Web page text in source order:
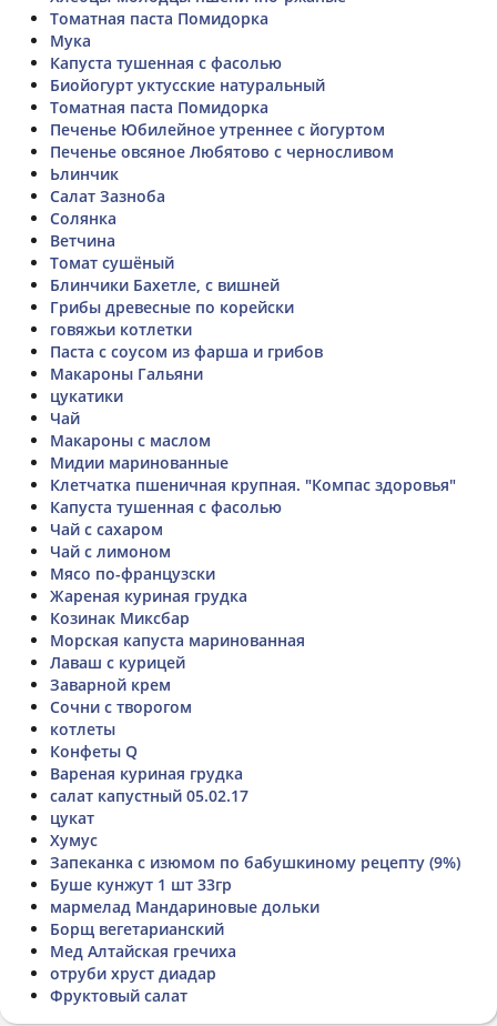
Томатная паста Помидорка
Мука
Капуста тушенная с фасолью
Биойогурт уктусские натуральный
Томатная паста Помидорка
Печенье Юбилейное утреннее с йогуртом
Печенье овсяное Любятово с черносливом
Ьлинчик
Салат Зазноба
Солянка
Ветчина
Томат сушёный
Блинчики Бахетле, с вишней
Грибы древесные по корейски
говяжьи котлетки
Паста с соусом из фарша и грибов
Макароны Гальяни
цукатики
Чай
Макароны с маслом
Мидии маринованные
Клетчатка пшеничная крупная. "Компас здоровья"
Капуста тушенная с фасолью
Чай с сахаром
Чай с лимоном
Мясо по-французски
Жареная куриная грудка
Козинак Миксбар
Морская капуста маринованная
Лаваш с курицей
Заварной крем
Сочни с творогом
котлеты
Конфеты Q
Вареная куриная грудка
салат капустный 05.02.17
цукат
Хумус
Запеканка с изюмом по бабушкиному рецепту (9%)
Буше кунжут 1 шт 33гр
мармелад Мандариновые дольки
Борщ вегетарианский
Мед Алтайская гречиха
отруби хруст диадар
Фруктовый салат